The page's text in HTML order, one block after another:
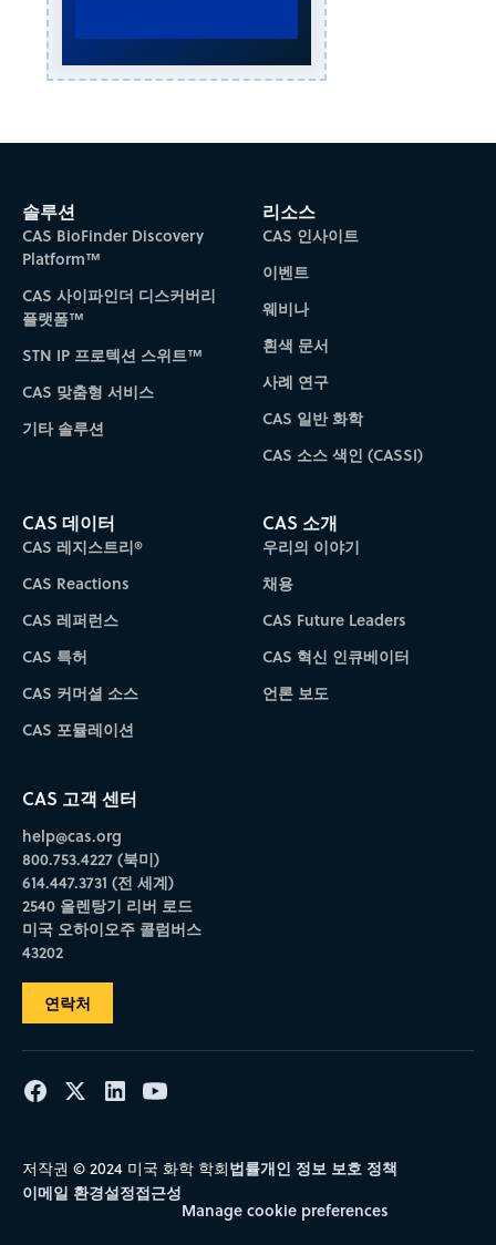
솔루션
CAS BioFinder Discovery
Platform™
CAS 사이파인더 디스커버리
플랫폼™
STN IP 프로텍션 스위트™
CAS 맞춤형 서비스
기타 솔루션
리소스
CAS 인사이트
이벤트
웨비나
흰색 문서
사례 연구
CAS 일반 화학
CAS 소스 색인 (CASSI)
CAS 데이터
CAS 레지스트리®
CAS Reactions
CAS 레퍼런스
CAS 특허
CAS 커머셜 소스
CAS 포뮬레이션
CAS 소개
우리의 이야기
채용
CAS Future Leaders
CAS 혁신 인큐베이터
언론 보도
CAS 고객 센터
help@cas.org
800.753.4227 (북미)
614.447.3731 (전 세계)
2540 올렌탕기 리버 로드
미국 오하이오주 콜럼버스
43202
연락처
저작권 © 2024 미국 화학 학회법률개인 정보 보호 정책
이메일 환경설정접근성
Manage cookie preferences